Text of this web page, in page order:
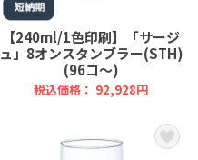
【240ml/1色印刷】「サージ
ュ」8オンスタンブラー(STH)
(96コ～)
税込価格： 92,928円